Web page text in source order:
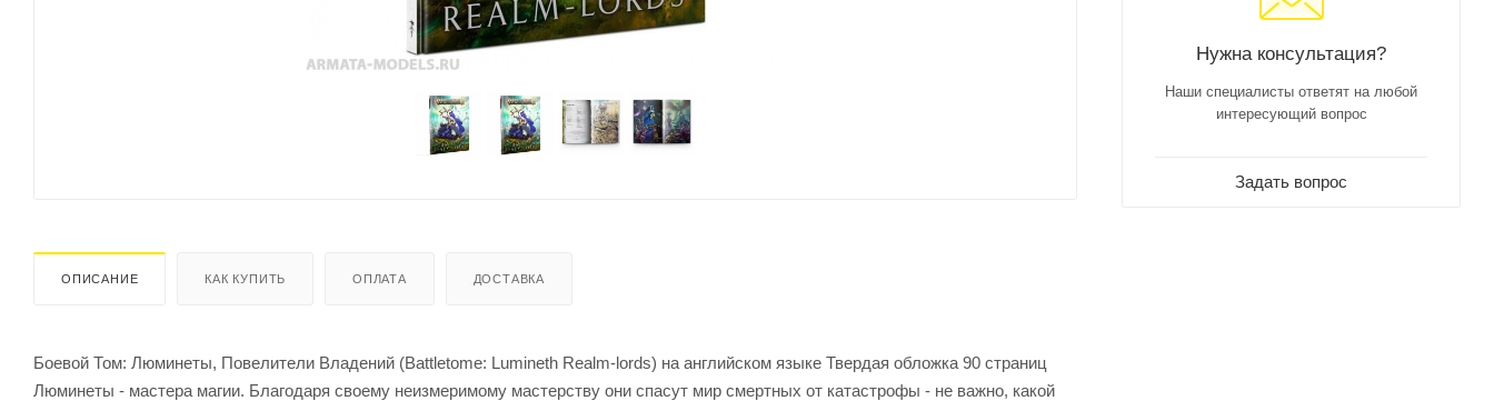
ОПИСАНИЕ КАК КУПИТЬ ОПЛАТА ДОСТАВКА
Боевой Том: Люминеты, Повелители Владений (Battletome: Lumineth Realm-lords) на английском языке Твердая обложка 90 страниц
Люминеты - мастера магии. Благодаря своему неизмеримому мастерству они спасут мир смертных от катастрофы - не важно, какой
Нужна консультация?
Наши специалисты ответят на любой
интересующий вопрос
Задать вопрос